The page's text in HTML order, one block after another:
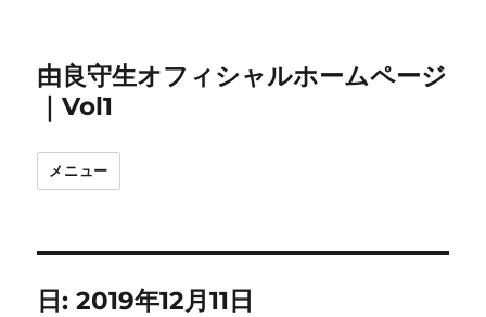
由良守生オフィシャルホームページ
｜Vol1
メニュー
日:2019年12月11日